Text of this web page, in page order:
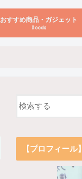
おすすめ商品・ガジェット
Goods
【プロフィール】